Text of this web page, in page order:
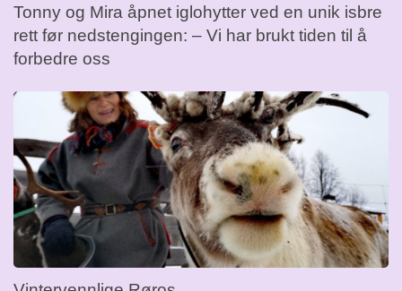
Tonny og Mira åpnet iglohytter ved en unik isbre
rett før nedstengingen: – Vi har brukt tiden til å
forbedre oss